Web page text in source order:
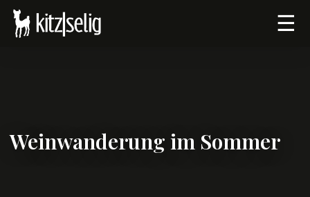
☰
Weinwanderung im Sommer